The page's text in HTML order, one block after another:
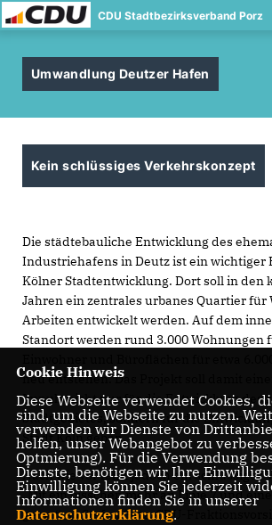
CDU Stadtbezirksverband Porz
Umwandlung Deutzer Hafen
Kein schlüssiges Verkehrskonzept
Die städtebauliche Entwicklung des
Industriehafens in Deutz ist ein wichtiger
Kölner Stadtentwicklung. Dort soll in den
Jahren ein zentrales urbanes Quartier für
Arbeiten entwickelt werden. Auf dem
Standort werden rund 3.000 Wohnungen
neu entstehen. Das Projekt soll damit
Impuls nicht nur für die Entwicklung des
Stadtgebietes, sondern für die
Stadt Köln geben.
Nach wie vor fehlt jedoch ein schlüssiges
Mit ein bisschen mehr an Linie 7 und
getan“, so Stefan Götz, CDU-
Cookie Hinweis
Diese Webseite verwendet Cookies,
sind, um die Webseite zu nutzen.
verwenden wir Dienste von
helfen, unser Webangebot zu
Optmierung). Für die Verwendung
Dienste, benötigen wir Ihre
Einwilligung können Sie jederzeit
Informationen finden Sie in unserer
Datenschutzerklärung.